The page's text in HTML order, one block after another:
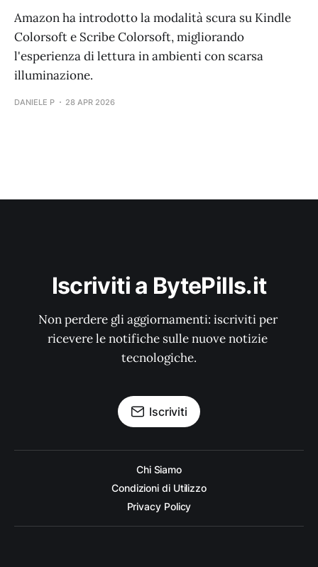
Amazon ha introdotto la modalità scura su Kindle
Colorsoft e Scribe Colorsoft, migliorando
l'esperienza di lettura in ambienti con scarsa
illuminazione.
DANIELE P 28 APR 2026
Iscriviti a BytePills.it
Non perdere gli aggiornamenti: iscriviti per
ricevere le notifiche sulle nuove notizie
tecnologiche.
Iscriviti
Chi Siamo
Condizioni di Utilizzo
Privacy Policy